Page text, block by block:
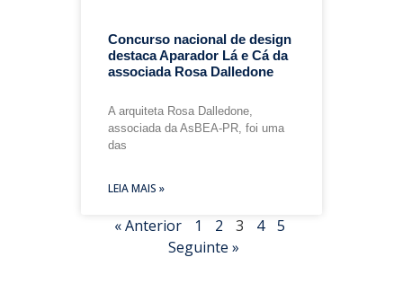
Concurso nacional de design
destaca Aparador Lá e Cá da
associada Rosa Dalledone
A arquiteta Rosa Dalledone,
associada da AsBEA-PR, foi uma
das
LEIA MAIS »
« Anterior 1 2 3 4
5
Seguinte »